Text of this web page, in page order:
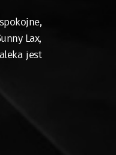
Lax,
jest